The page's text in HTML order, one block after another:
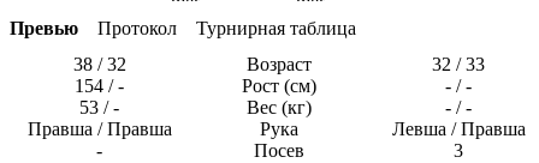
Превью Протокол
Турнирная таблица
38 / 32
Возраст
32 / 33
154 / -
Рост (см)
- / -
53 / -
Вес (кг)
- / -
Правша / Правша
Рука
Левша / Правша
-
Посев
3